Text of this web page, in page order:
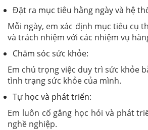
Đặt ra mục tiêu hằng ngày và hệ
Mỗi ngày, em xác định mục tiêu cụ
và trách nhiệm với các nhiệm vụ
Chăm sóc sức khỏe:
Em chú trọng việc duy trì sức khỏe
tình trạng sức khỏe của mình.
Tự học và phát triển:
Em luôn cố gắng học hỏi và phát
nghề nghiệp.